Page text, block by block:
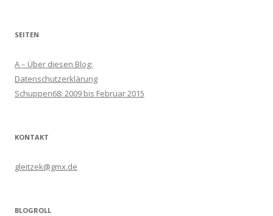
SEITEN
A – Über diesen Blog:
Datenschutzerklärung
Schuppen68: 2009 bis Februar 2015
KONTAKT
gleitzek@gmx.de
BLOGROLL